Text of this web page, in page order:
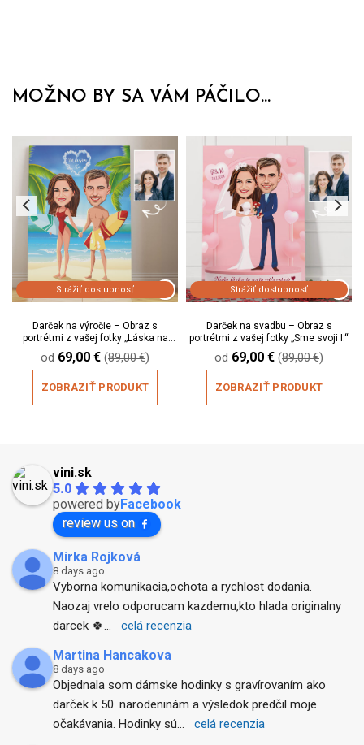
MOŽNO BY SA VÁM PÁČILO...
Strážiť dostupnosť
Darček na výročie – Obraz s
portrétmi z vašej fotky „Láska na
pláži“
od 69,00 € (89,00€)
ZOBRAZIŤ PRODUKT
Strážiť dostupnosť
Darček na svadbu – Obraz s
portrétmi z vašej fotky „Sme svoji I.“
od 69,00 € (89,00€)
ZOBRAZIŤ PRODUKT
vini.sk
5.0
powered byFacebook
review us on
Mirka Rojková
8 days ago
Vyborna komunikacia,ochota a rychlost dodania.
Naozaj vrelo odporucam kazdemu,kto hlada originalny
darcek 🍀... celá recenzia
Martina Hancakova
8 days ago
Objednala som dámske hodinky s gravírovaním ako
darček k 50. narodeninám a výsledok predčil moje
očakávania. Hodinky sú... celá recenzia